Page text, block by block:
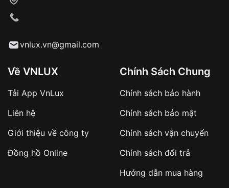
Từ khóa SEO:
sản phẩm đặc biệt
hàng
Số tiền còn lại thanh toán khi nhận hàng hoặc
vnlux.vn@gmail.com
Về VNLUX
Tải App VnLux
Liên hệ
Giới thiệu về công ty
Đồng hồ Online
Chính Sách Chung
Chính sách bảo hành
Chính sách bảo mật
Chính sách vận chuyển
Chính sách đổi trả
Hướng dẫn mua hàng